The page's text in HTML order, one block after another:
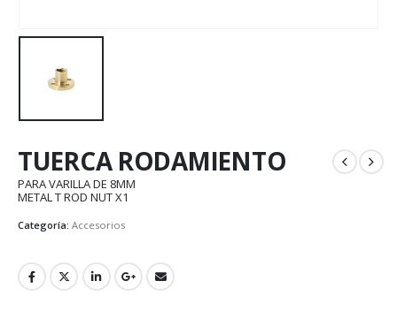
TUERCA RODAMIENTO
PARA VARILLA DE 8MM
METAL T ROD NUT X1
Categoría: Accesorios